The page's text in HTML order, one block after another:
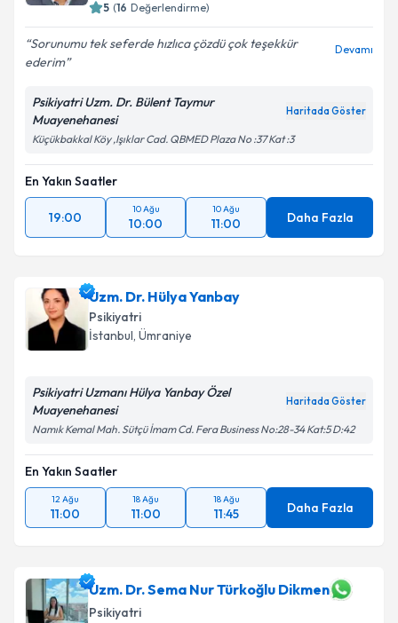
kapsamda işlenmesini kabul ediyorum.
Takvim Talebini Gönder
5 (16 Değerlendirme)
Sorunumu tek seferde hızlıca çözdü çok teşekkür
ederim
Devamı
Psikiyatri Uzm. Dr. Bülent Taymur
Muayenehanesi
Haritada Göster
Küçükbakkal Köy ,Işıklar Cad. QBMED Plaza No :37 Kat :3
En Yakın Saatler
19:00
10 Ağu
10:00
10 Ağu
11:00 Daha Fazla
Uzm. Dr. Hülya Yanbay
Psikiyatri
İstanbul, Ümraniye
Psikiyatri Uzmanı Hülya Yanbay Özel
Muayenehanesi
Haritada Göster
Namık Kemal Mah. Sütçü İmam Cd. Fera Business No:28-34 Kat:5 D:42
En Yakın Saatler
12 Ağu
11:00
18 Ağu
11:00
18 Ağu
11:45 Daha Fazla
Uzm. Dr. Sema Nur Türkoğlu Dikmen
Psikiyatri